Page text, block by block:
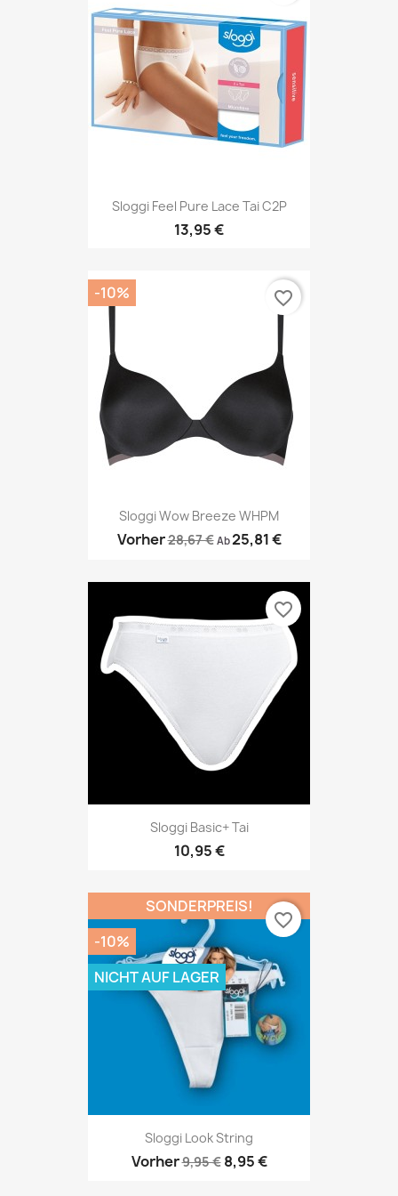
Sloggi Feel Pure Lace Tai C2P
13,95 €
Sloggi Wow Breeze WHPM
Vorher28,67 € Ab25,81 €
-10% favorite_border
Sloggi Basic+ Tai
10,95 €
favorite_border
Sloggi Look String
Vorher9,95 € 8,95 €
SONDERPREIS!
-10%
NICHT AUF LAGER
favorite_border